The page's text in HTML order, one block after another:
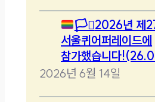
🏳️‍⚧️2026년 제
서울퀴어퍼레이드에
참가했습니다
2026년 6월 14일